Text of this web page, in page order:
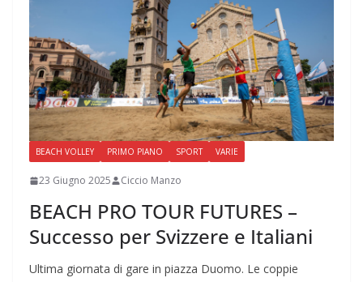
BEACH VOLLEY PRIMO PIANO SPORT VARIE
23 Giugno 2025 Ciccio Manzo
BEACH PRO TOUR FUTURES –
Successo per Svizzere e Italiani
Ultima giornata di gare in piazza Duomo. Le coppie